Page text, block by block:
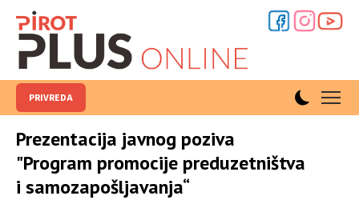
PRIVREDA
Prezentacija javnog poziva
"Program promocije preduzetništva
i samozapošljavanja“